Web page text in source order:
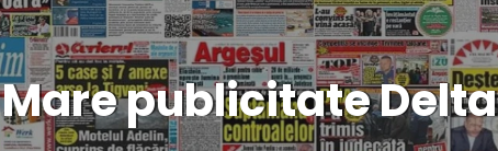
Mare publicitate Delta